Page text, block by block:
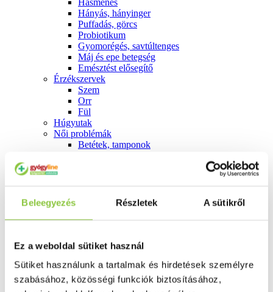
Beleegyezés Részletek A sütikről
Ez a weboldal sütiket használ
Sütiket használunk a tartalmak és hirdetések személyre
szabásához, közösségi funkciók biztosításához,
Hasmenés
Hányás, hányinger
Puffadás, görcs
Probiotikum
Gyomorégés, savtúltenges
Máj és epe betegség
Emésztést elősegítő
Érzékszervek
Szem
Orr
Fül
Húgyutak
Női problémák
Betétek, tamponok
Inkontinencia
Férfi problémák
Prosztata
Szív és érrrendszer
Visszér
Koleszterinszint csökkentők, omega 3
Vérnyomás és szív gyógyszerei